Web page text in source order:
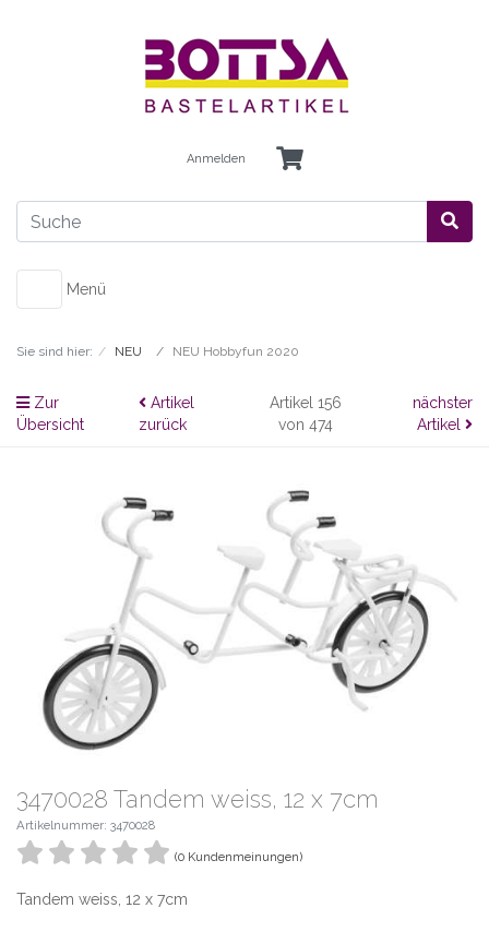
Anmelden
Menü
Sie sind hier: NEU NEU Hobbyfun 2020
Zur
Übersicht
Artikel
zurück
Artikel 156
von 474
nächster
Artikel
3470028 Tandem weiss, 12 x 7cm
Artikelnummer: 3470028
(0 Kundenmeinungen)
Tandem weiss, 12 x 7cm